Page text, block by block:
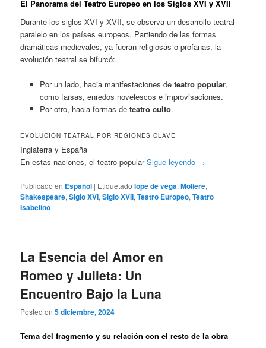
El Panorama del Teatro Europeo en los Siglos XVI y XVII
Durante los siglos XVI y XVII, se observa un desarrollo teatral
paralelo en los países europeos. Partiendo de las formas
dramáticas medievales, ya fueran religiosas o profanas, la
evolución teatral se bifurcó:
Por un lado, hacia manifestaciones de teatro popular,
como farsas, enredos novelescos e improvisaciones.
Por otro, hacia formas de teatro culto.
EVOLUCIÓN TEATRAL POR REGIONES CLAVE
Inglaterra y España
En estas naciones, el teatro popularSigue leyendo →
Publicado en Español | Etiquetado lope de vega,Moliere,
Shakespeare,Siglo XVI,Siglo XVII,Teatro Europeo,Teatro
Isabelino
La Esencia del Amor en
Romeo y Julieta: Un
Encuentro Bajo la Luna
Posted on5 diciembre, 2024
Tema del fragmento y su relación con el resto de la obra